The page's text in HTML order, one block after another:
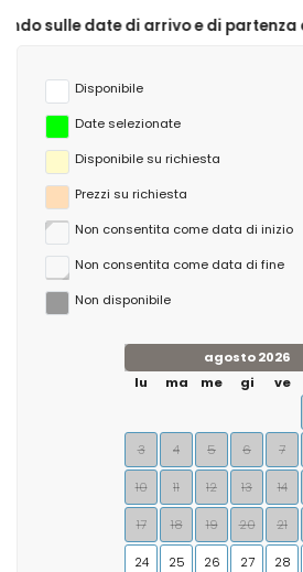
e di partenza desiderate!
Disponibile
Date selezionate
Disponibile su richiesta
Prezzi su richiesta
Non consentita come data di inizio
Non consentita come data di fine
Non disponibile
agosto 2026
lu
ma me gi ve
3 4 5 6 7
10 11 12 13 14
17 18 19 20 21
24 25 26 27 28